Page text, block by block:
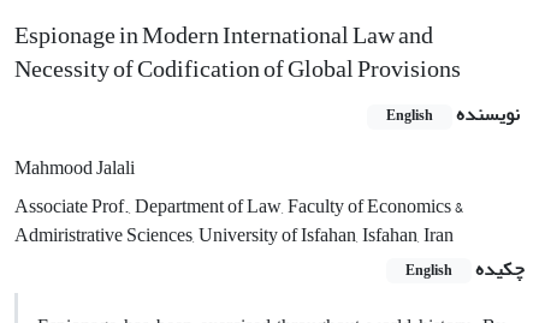
Espionage in Modern International Law and
Necessity of Codification of Global Provisions
نویسنده English
Mahmood Jalali
Associate Prof., Department of Law, Faculty of Economics &
Admiristrative Sciences, University of Isfahan, Isfahan, Iran
چکیده
English